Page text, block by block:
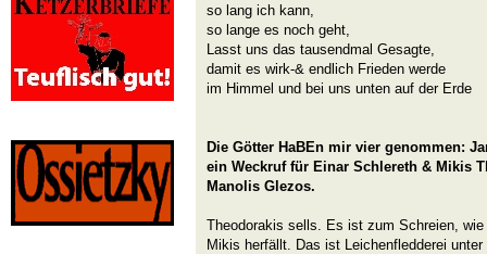
so lang ich kann,
so lange es noch geht,
Lasst uns das tausendmal Gesagte,
damit es wirk-& endlich Frieden werde
im Himmel und bei uns unten auf der Erde
Die Götter HaBEn mir vier genommen:
ein Weckruf für Einar Schlereth & Mikis
Manolis Glezos.
Theodorakis sells. Es ist zum Schreien,
Mikis herfällt. Das ist Leichenfledderei